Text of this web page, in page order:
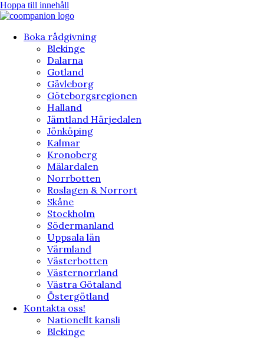
Hoppa till innehåll
Boka rådgivning
Blekinge
Dalarna
Gotland
Gävleborg
Göteborgsregionen
Halland
Jämtland Härjedalen
Jönköping
Kalmar
Kronoberg
Mälardalen
Norrbotten
Roslagen & Norrort
Skåne
Stockholm
Södermanland
Uppsala län
Värmland
Västerbotten
Västernorrland
Västra Götaland
Östergötland
Kontakta oss!
Nationellt kansli
Blekinge